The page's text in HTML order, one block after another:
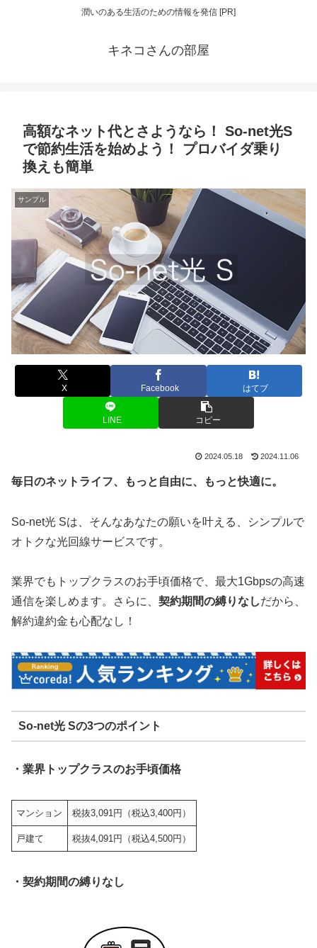
潤いのある生活のための情報を発信 [PR]
キネコさんの部屋
高額なネット代とさようなら！ So-net光S
で節約生活を始めよう！ プロバイダ乗り
換えも簡単
サンプル
X Facebook はてブ
LINE コピー
2024.05.18 2024.11.06
毎日のネットライフ、もっと自由に、もっと快適に。
So-net光 Sは、そんなあなたの願いを叶える、シンプルで
オトクな光回線サービスです。
業界でもトップクラスのお手頃価格で、最大1Gbpsの高速
通信を楽しめます。さらに、 契約期間の縛りなしだから、
解約違約金も心配なし！
So-net光 Sの3つのポイント
・業界トップクラスのお手頃価格
マンション 税抜3,091円（税込3,400円）
戸建て 税抜4,091円（税込4,500円）
・契約期間の縛りなし